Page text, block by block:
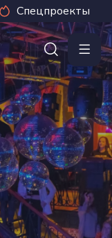
Спецпроекты